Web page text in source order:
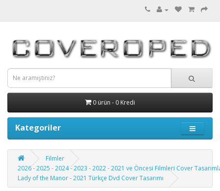
0 ürün - 0 Kredi
Kategoriler
Filmler
2026 - 2025 - 2024 - 2023 - 2022 - 2021 ve Öncesi Filmleri Cover
Lady of the Manor - 2021 Türkçe Dvd Cover Tasarımı